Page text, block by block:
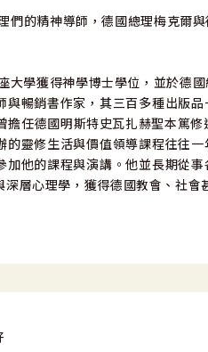
的精神導師，德國總理梅克爾
學獲得神學博士學位，並於德
暢銷書作家，其三百多種出版
任德國明斯特史瓦扎赫聖本篤
靈修生活與價值領導課程往往
他的課程與演講。他並長期從
層心理學，獲得德國教會、社